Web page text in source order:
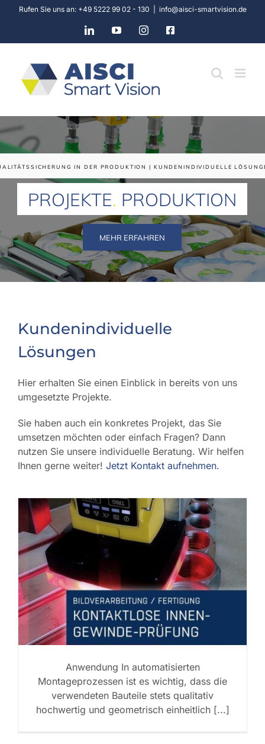
Rufen Sie uns an: +49 5222 99 02 - 130 info@aisci-smartvision.de
LinkedInYouTubeInstagramFacebook
PROJEKTE. PRODUKTION
IN DER PRODUKTION | KUNDENINDIVIDUELLE
MEHR ERFAHREN
Kundenindividuelle
Lösungen
Hier erhalten Sie einen Einblick in bereits von uns
umgesetzte Projekte.
Sie haben auch ein konkretes Projekt, das Sie
umsetzen möchten oder einfach Fragen? Dann
nutzen Sie unsere individuelle Beratung. Wir helfen
Ihnen gerne weiter! Jetzt Kontakt aufnehmen.
Anwendung In automatisierten
Montageprozessen ist es wichtig, dass die
verwendeten Bauteile stets qualitativ
hochwertig und geometrisch einheitlich [...]